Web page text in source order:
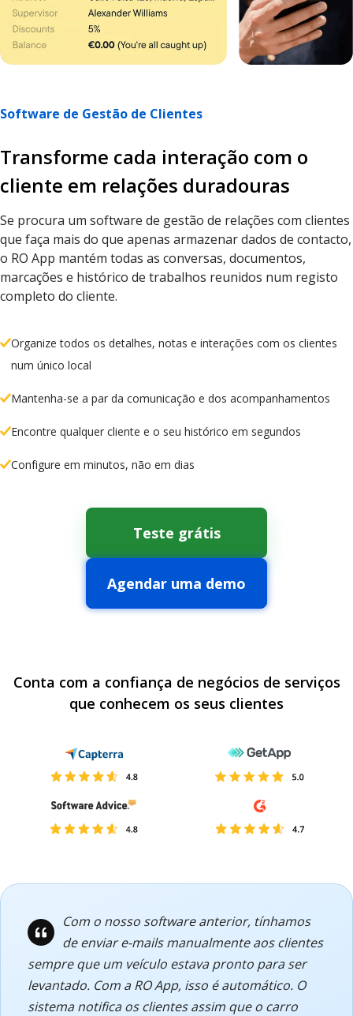
Software de Gestão de Clientes
Transforme cada interação com o
cliente em relações duradouras
Se procura um software de gestão de relações com clientes
que faça mais do que apenas armazenar dados de contacto,
o RO App mantém todas as conversas, documentos,
marcações e histórico de trabalhos reunidos num registo
completo do cliente.
Organize todos os detalhes, notas e interações com os clientes
num único local
Mantenha-se a par da comunicação e dos acompanhamentos
Encontre qualquer cliente e o seu histórico em segundos
Configure em minutos, não em dias
Teste grátis
Agendar uma demo
Conta com a confiança de negócios de serviços
que conhecem os seus clientes
Com o nosso software anterior, tínhamos
de enviar e-mails manualmente aos clientes
sempre que um veículo estava pronto para ser
levantado. Com a RO App, isso é automático. O
sistema notifica os clientes assim que o carro